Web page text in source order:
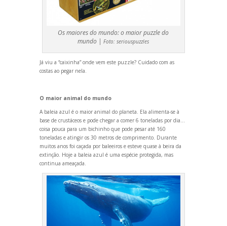
Os maiores do mundo: o maior puzzle do
mundo |Foto:seriouspuzzles
Já viu a “caixinha” onde vem este puzzle? Cuidado com as
costas ao pegar nela.
O maior animal do mundo
A baleia azul é o maior animal do planeta. Ela alimenta-se à
base de crustáceos e pode chegar a comer 6 toneladas por dia…
coisa pouca para um bichinho que pode pesar até 160
toneladas e atingir os 30 metros de comprimento. Durante
muitos anos foi caçada por baleeiros e esteve quase à beira da
extinção. Hoje a baleia azul é uma espécie protegida, mas
continua ameaçada.